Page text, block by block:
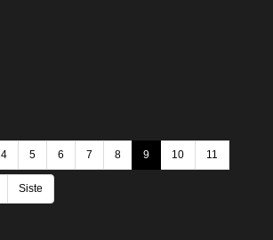
4 5 6 7 8 9 10 11
Siste